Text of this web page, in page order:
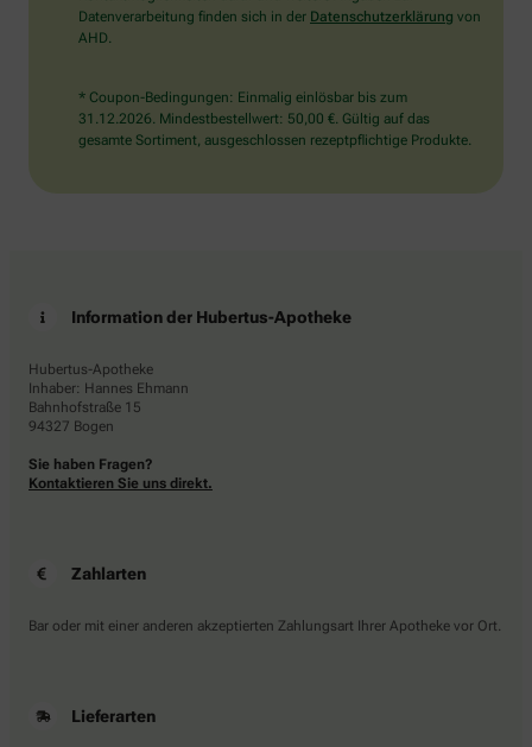
Datenverarbeitung finden sich in der Datenschutzerklärung von
AHD.
* Coupon-Bedingungen: Einmalig einlösbar bis zum
31.12.2026. Mindestbestellwert: 50,00 €. Gültig auf das
gesamte Sortiment, ausgeschlossen rezeptpflichtige Produkte.
Information der Hubertus-Apotheke
Hubertus-Apotheke
Inhaber: Hannes Ehmann
Bahnhofstraße 15
94327 Bogen
Sie haben Fragen?
Kontaktieren Sie uns direkt.
Zahlarten
Bar oder mit einer anderen akzeptierten Zahlungsart Ihrer Apotheke vor Ort.
Lieferarten